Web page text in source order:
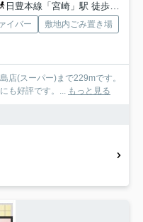
日豊本線「宮崎」駅 徒歩35分
イバー
敷地内ごみ置き場
店(スーパー)まで229mです。
も好評です。... もっと見る